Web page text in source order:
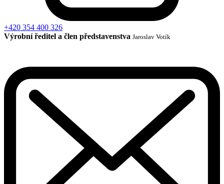
+420 354 400 326
Výrobní ředitel a člen představenstva Jaroslav Votík